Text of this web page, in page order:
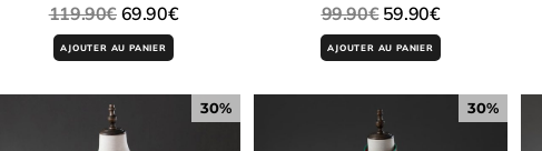
119.90€ 69.90€
AJOUTER AU PANIER
99.90€ 59.90€
AJOUTER AU PANIER
30% 30%